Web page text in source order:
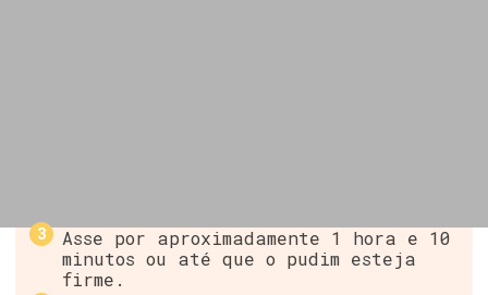
Asse por aproximadamente 1 hora e 10
minutos ou até que o pudim esteja
firme.